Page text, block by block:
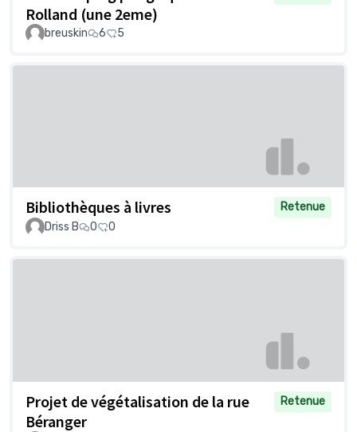
Rolland (une 2eme)
breuskin 6 5
Bibliothèques à livres
Retenue
Driss B
0 0
Projet de végétalisation de la rue
Béranger
Retenue